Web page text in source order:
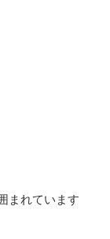
まれています